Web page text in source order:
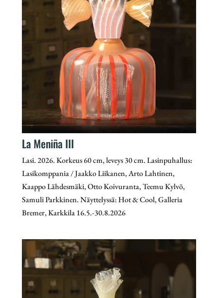
La Meniña III
Lasi. 2026. Korkeus 60 cm, leveys 30 cm. Lasinpuhallus:
Lasikomppania / Jaakko Liikanen, Arto Lahtinen,
Kaappo Lähdesmäki, Otto Koivuranta, Teemu Kylvö,
Samuli Parkkinen. Näyttelyssä: Hot & Cool, Galleria
Bremer, Karkkila 16.5.-30.8.2026